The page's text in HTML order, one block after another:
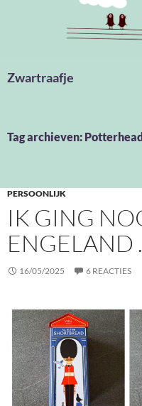
Zwartraafje
Tag archieven: Potterhead
PERSOONLIJK
IK GING
ENGELAND
16/05/2025 6 REACTIES